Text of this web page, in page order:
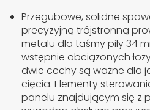
Przegubowe, solidne
precyzyjną trójstronną
metalu dla taśmy piły 34
wstępnie obciążonych
dwie cechy są ważne dla
cięcia. Elementy
panelu znajdującym się z